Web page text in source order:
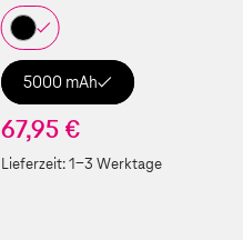
5000 mAh
67,95 €
Lieferzeit:1-3 Werktage